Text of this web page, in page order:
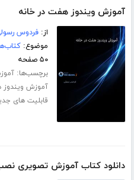
آموزش ویندوز هفت در خانه
از:فردوس
موضوع:
۵۰ صفحه
برچسب‌ها:
آموزش
قابلیت های
دانلود کتاب آموزش تصویری نصب